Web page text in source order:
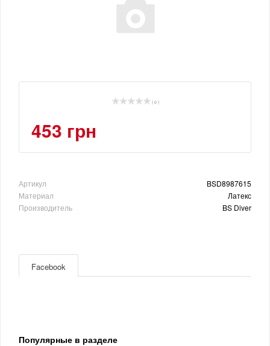
( 0 )
453 грн
Артикул
BSD8987615
Материал
Латекс
Производитель
BS Diver
Facebook
Популярные в разделе